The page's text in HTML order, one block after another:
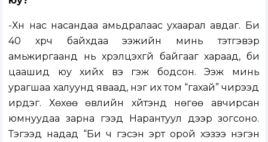
-Хүн нас насандаа амьдралаас ухаарал авдаг. Би
40 хүрч байхдаа ээжийн минь тэтгэвэр
амьжиргаанд нь хүрэлцэхгүй байгааг хараад, би
цаашид юу хийх вэ гэж бодсон. Ээж минь
урагшаа халуунд яваад, нэг их том “гахай” чирээд
ирдэг. Хөхөө өвлийн хүйтэнд нөгөө авчирсан
юмнуудаа зарна гээд Нарантуул дээр зогсоно.
Тэгээд надад “Би ч гэсэн эрт орой хэзээ нэгэн